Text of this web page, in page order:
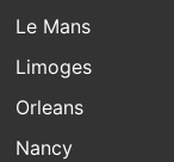
Le Mans
Limoges
Orleans
Nancy